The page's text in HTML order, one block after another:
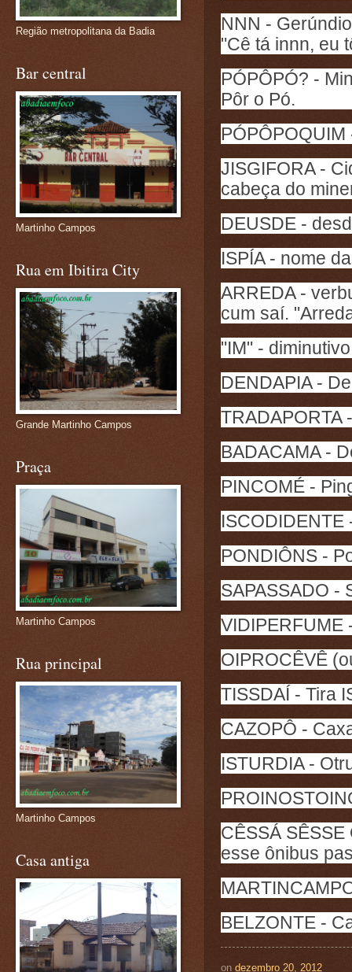
NNN -
"Cê tá innn, eu
PÓPÔPÓ? -
Pôr o Pó.
JISGIFORA -
cabeça do
DEUSDE -
ISPÍA - nome
ARREDA -
cum saí.
"IM" -
DENDAPIA -
TRADAPORTA
BADACAMA -
PINCOMÉ -
ISCODIDENTE
PONDIÔNS -
SAPASSADO -
VIDIPERFUME
OIPROCÊVÊ
TISSDAÍ - Tira
CAZOPÔ -
ISTURDIA -
CÊSSÁ SÊSSE
esse ônibus
BELZONTE -
on dezembro 20, 2012
Região metropolitana da Badia
Bar central
Martinho Campos
Rua em Ibitira City
Grande Martinho Campos
Praça
Martinho Campos
Rua principal
Martinho Campos
Casa antiga